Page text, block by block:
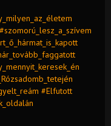
#Elfutott